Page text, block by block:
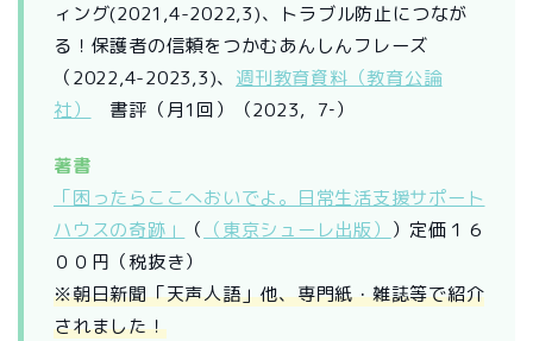
ィング(2021,4-2022,3)、トラブル防止につなが
る！保護者の信頼をつかむあんしんフレーズ
（2022,4-2023,3)、 週刊教育資料（教育公論
社）
書評（月1回）（2023，7‐）
著書
「困ったらここへおいでよ。日常生活支援サポート
ハウスの奇跡」
（ （東京シューレ出版） ）定価１６
００円（税抜き）
※朝日新聞「天声人語」他、専門紙・雑誌等で紹介
されました！